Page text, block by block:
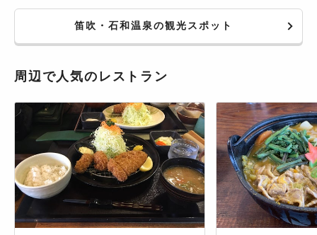
別料金。スマホ充電は有料で対応。ま
た冬に来て見たい。
笛吹・石和温泉の観光スポット
周辺で人気のレストラン